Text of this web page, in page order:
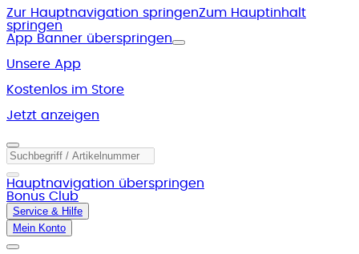
Zur Hauptnavigation springenZum Hauptinhalt
springen
App Banner überspringen
Unsere App
Kostenlos im Store
Jetzt anzeigen
Hauptnavigation überspringen
Bonus Club
Service & Hilfe
Mein Konto